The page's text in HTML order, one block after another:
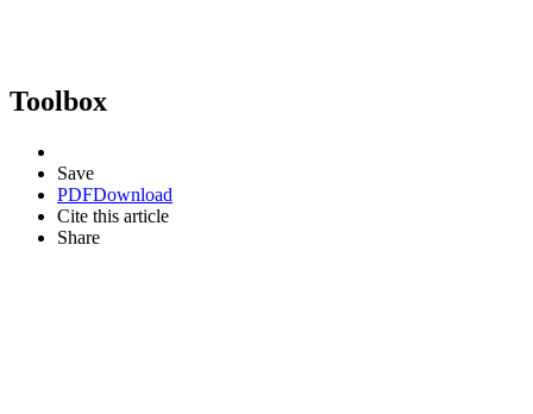
Toolbox
Save
PDFDownload
Cite this article
Share